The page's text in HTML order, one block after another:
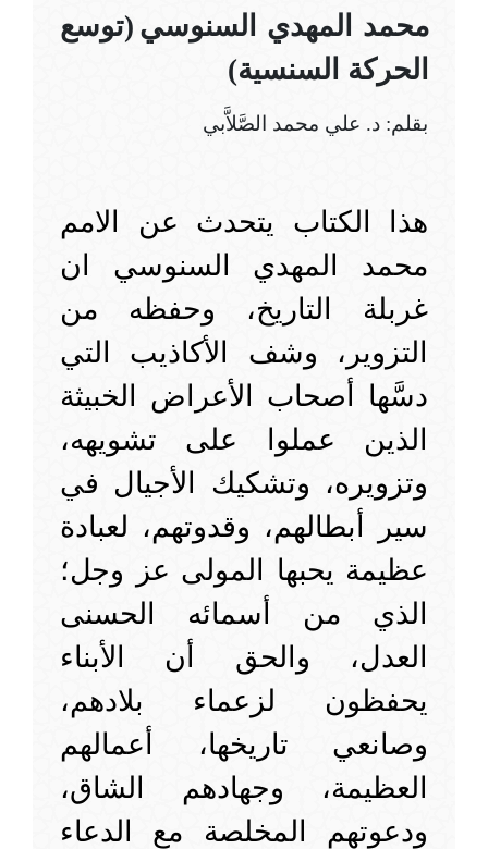
محمد المهدي السنوسي (توسع
الحركة السنسية)
بقلم: د. علي محمد الصَّلاَّبي
هذا الكتاب يتحدث عن الامم
محمد المهدي السنوسي ان
غربلة التاريخ، وحفظه من
التزوير، وشف الأكاذيب التي
دسَّها أصحاب الأعراض الخبيثة
الذين عملوا على تشويهه،
وتزويره، وتشكيك الأجيال في
سير أبطالهم، وقدوتهم، لعبادة
عظيمة يحبها المولى عز وجل؛
الذي من أسمائه الحسنى
العدل، والحق أن الأبناء
يحفظون لزعماء بلادهم،
وصانعي تاريخها، أعمالهم
العظيمة، وجهادهم الشاق،
ودعوتهم المخلصة مع الدعاء